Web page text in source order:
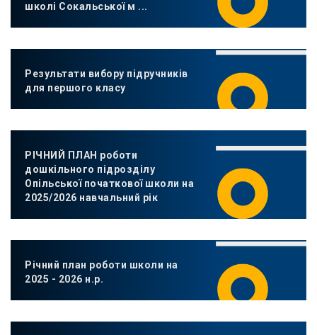
школі Сокальської м ...
Результати вибору підручників
для першого класу
РІЧНИЙ ПЛАН роботи
дошкільного підрозділу
Опільської початкової школи на
2025/2026 навчальний рік
Річний план роботи школи на
2025 - 2026 н.р.